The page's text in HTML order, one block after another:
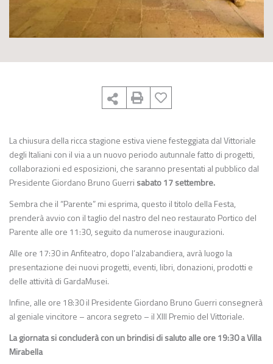
La chiusura della ricca stagione estiva viene festeggiata dal Vittoriale
degli Italiani con il via a un nuovo periodo autunnale fatto di progetti,
collaborazioni ed esposizioni, che saranno presentati al pubblico dal
Presidente Giordano Bruno Guerri sabato 17 settembre.
Sembra che il “Parente” mi esprima, questo il titolo della Festa,
prenderà avvio con il taglio del nastro del neo restaurato Portico del
Parente alle ore 11:30, seguito da numerose inaugurazioni.
Alle ore 17:30 in Anfiteatro, dopo l’alzabandiera, avrà luogo la
presentazione dei nuovi progetti, eventi, libri, donazioni, prodotti e
delle attività di GardaMusei.
Infine, alle ore 18:30 il Presidente Giordano Bruno Guerri consegnerà
al geniale vincitore – ancora segreto – il XIII Premio del Vittoriale.
La giornata si concluderà con un brindisi di saluto alle ore 19:30 a Villa
Mirabella